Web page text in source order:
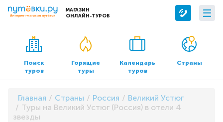
МАГАЗИН
ОНЛАЙН-ТУРОВ
Сервисы
Бронирование отелей
Трансфер
О компании
О нас
Контакты
Документы и реквизиты
Поиск
туров
Горящие
туры
Календарь
туров
Страны
Главная Страны Россия
Великий Устюг
Туры на Великий Устюг (Россия) в отели 4
звезды